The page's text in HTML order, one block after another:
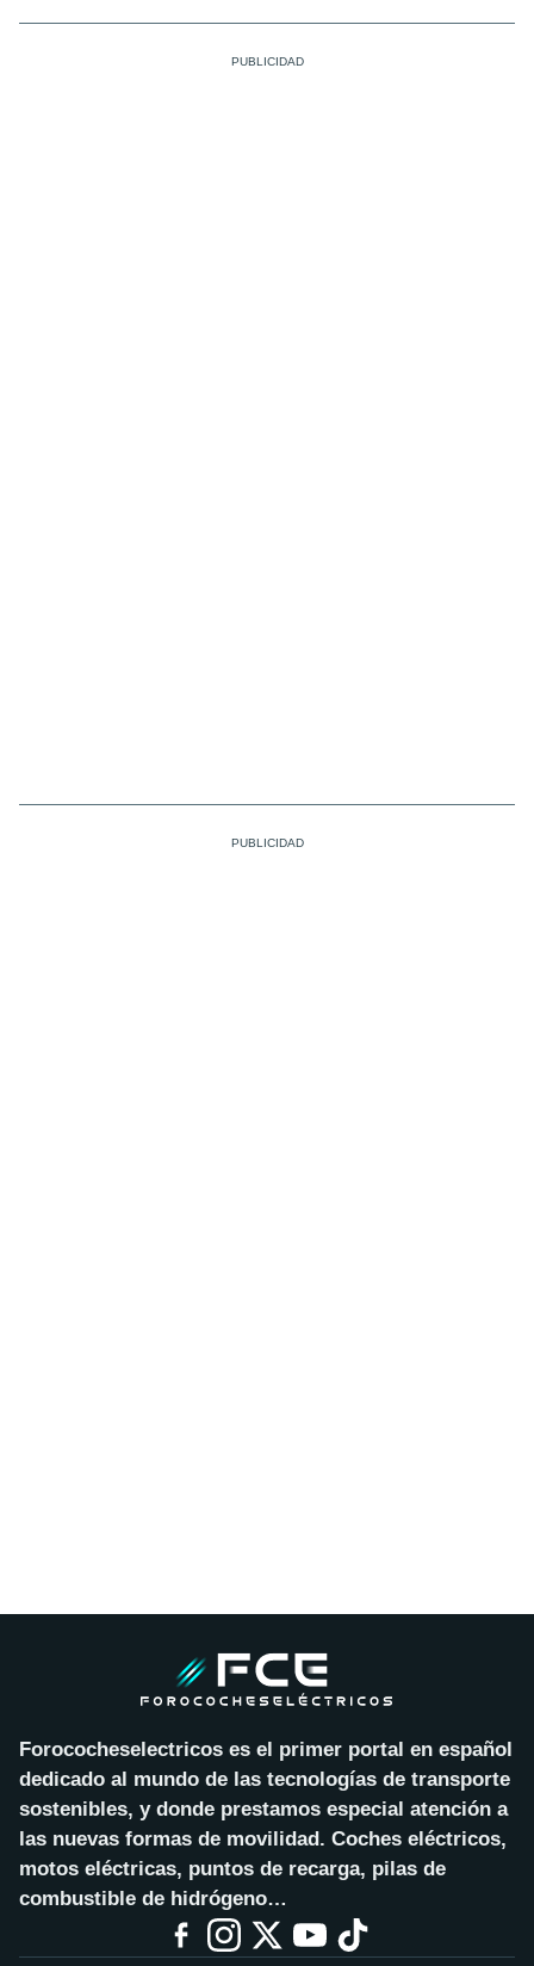
Forococheselectricos es el primer portal en español
dedicado al mundo de las tecnologías de transporte
sostenibles, y donde prestamos especial atención a
las nuevas formas de movilidad. Coches eléctricos,
motos eléctricas, puntos de recarga, pilas de
combustible de hidrógeno…